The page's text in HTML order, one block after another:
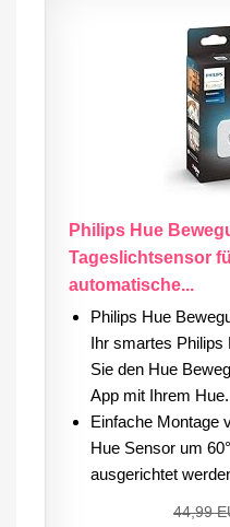
Philips Hue
Tageslichtsensor
automatische...
Philips Hue
Ihr smartes Philips
Sie den Hue
App mit Ihrem
Einfache Montage
Hue Sensor um
ausgerichtet
44,99